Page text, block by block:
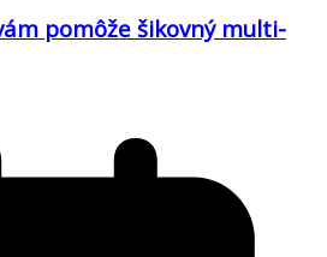
pomôže šikovný multi-